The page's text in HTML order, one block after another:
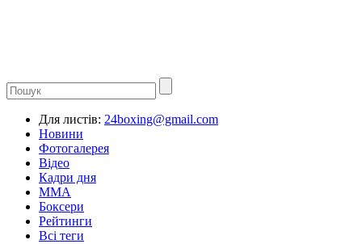
Для листів: 24boxing@gmail.com
Новини
Фотогалерея
Відео
Кадри дня
ММА
Боксери
Рейтинги
Всі теги